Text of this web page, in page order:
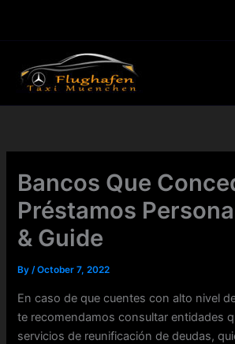
Bancos Que
Préstamos
& Guide
By/October 7, 2022
En caso de que cuentes con alto nivel
te recomendamos consultar entidades
servicios de reunificación de deudas,